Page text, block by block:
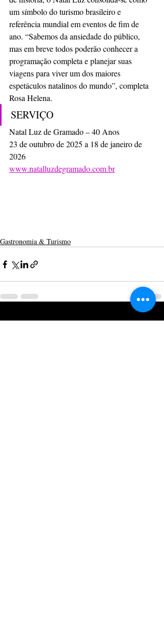
um símbolo do turismo brasileiro e
referência mundial em eventos de fim de
ano. “Sabemos da ansiedade do público,
mas em breve todos poderão conhecer a
programação completa e planejar suas
viagens para viver um dos maiores
espetáculos natalinos do mundo”, completa
Rosa Helena.
SERVIÇO
Natal Luz de Gramado – 40 Anos
23 de outubro de 2025 a 18 de janeiro de
2026
www.natalluzdegramado.com.br
Gastronomia & Turismo
Posts recentes Ver tudo